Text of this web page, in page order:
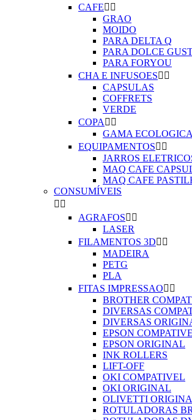
CAFE 
GRAO
MOIDO
PARA DELTA Q
PARA DOLCE
PARA FORYOU
CHA E INFUSOES 
CAPSULAS
COFFRETS
VERDE
COPA  
GAMA ECOLOGICA
EQUIPAMENTOS 
JARROS
MAQ CAFE
MAQ CAFE
CONSUMÍVEIS
 
AGRAFOS 
LASER
FILAMENTOS 3D 
MADEIRA
PETG
PLA
FITAS IMPRESSAO 
BROTHER
DIVERSAS
DIVERSAS
EPSON
EPSON ORIGINAL
INK ROLLERS
LIFT-OFF
OKI COMPATIVEL
OKI ORIGINAL
OLIVETTI
ROTULADORAS